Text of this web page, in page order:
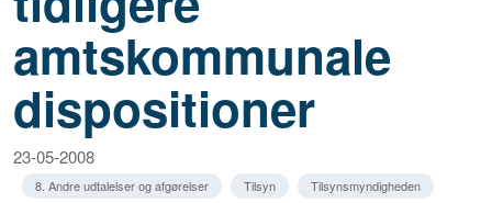
amtskommunale
dispositioner
23-05-2008
8. Andre udtalelser og afgørelser Tilsyn
Tilsynsmyndigheden